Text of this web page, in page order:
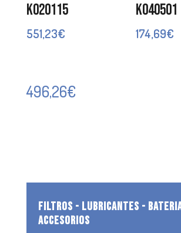
K020115
551,23€
K040501
174,69€
496,26€
FILTROS - LUBRICANTES -
ACCESORIOS